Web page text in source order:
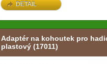
DETAIL
Adaptér na kohoutek pro
plastový (17011)